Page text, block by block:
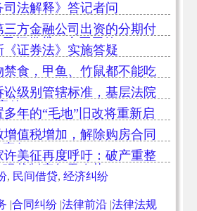
法解释》答记者问
三方金融公司出资的分期付
民间借贷，合同无效
《证券法》实施答疑
禁食，甲鱼、竹鼠都不能吃
讼级别管辖标准，基层法院
件
多年的“毛地”旧改将重新启
值税增加，解除购房合同
责任
许美征再度呼吁：破产重整
裁制度急需改革
, 民间借贷, 经济纠纷
|合同纠纷 |法律前沿 |法律法规